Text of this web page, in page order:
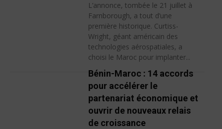
L’annonce, tombée le 21 juillet à
Farnborough, a tout d’une
première historique. Curtiss-
Wright, géant américain des
technologies aérospatiales, a
choisi le Maroc pour implanter...
Bénin-Maroc : 14 accords
pour accélérer le
partenariat économique et
ouvrir de nouveaux relais
de croissance